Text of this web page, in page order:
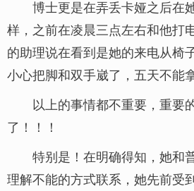
博士更是在弄丢卡娅之后在
样，之前在凌晨三点左右和他打
的助理说在看到是她的来电从椅
小心把脚和双手崴了，五天不能
以上的事情都不重要，重要
了！！！
特别是！在明确得知，她和
理解不能的方式联系，她先前受